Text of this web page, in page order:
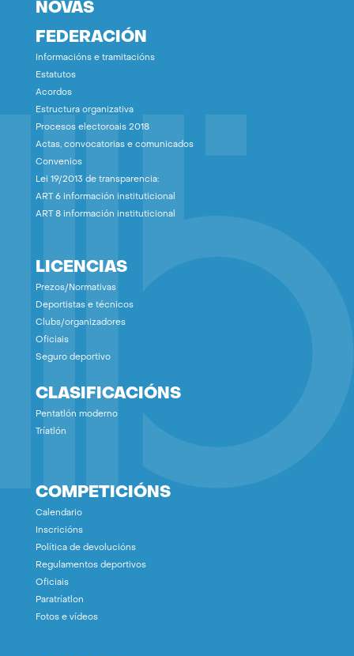
NOVAS
FEDERACIÓN
Informacións e tramitacións
Estatutos
Acordos
Estructura organizativa
Procesos electoroais 2018
Actas, convocatorias e comunicados
Convenios
Lei 19/2013 de transparencia:
ART 6 información instituticional
ART 8 información instituticional
LICENCIAS
Prezos/Normativas
Deportistas e técnicos
Clubs/organizadores
Oficiais
Seguro deportivo
CLASIFICACIÓNS
Pentatlón moderno
Tríatlón
COMPETICIÓNS
Calendario
Inscricións
Política de devolucións
Regulamentos deportivos
Oficiais
Paratríatlon
Fotos e vídeos